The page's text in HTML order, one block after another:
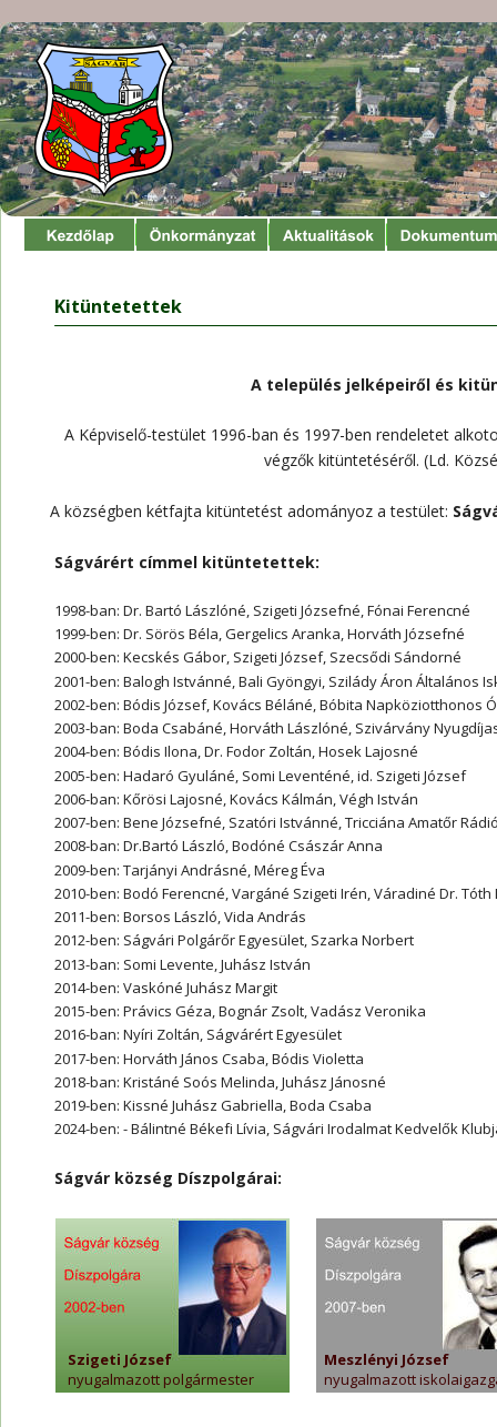
Kitüntetettek
A település jelképeiről és
A Képviselő-testület 1996-ban és 1997-ben rendeletet
végzők kitüntetéséről. (Ld.
A községben kétfajta kitüntetést adományoz a testület:
Ságvárért címmel kitüntetettek:
1998-ban: Dr. Bartó Lászlóné, Szigeti Józsefné, Fónai Ferencné
1999-ben: Dr. Sörös Béla, Gergelics Aranka, Horváth Józsefné
2000-ben: Kecskés Gábor, Szigeti József, Szecsődi Sándorné
2001-ben: Balogh Istvánné, Bali Gyöngyi, Szilády Áron Általános
2002-ben: Bódis József, Kovács Béláné, Bóbita Napköziotthonos
2003-ban: Boda Csabáné, Horváth Lászlóné, Szivárvány
2004-ben: Bódis Ilona, Dr. Fodor Zoltán, Hosek Lajosné
2005-ben: Hadaró Gyuláné, Somi Leventéné, id. Szigeti József
2006-ban: Kőrösi Lajosné, Kovács Kálmán, Végh István
2007-ben: Bene Józsefné, Szatóri Istvánné, Tricciána Amatőr
2008-ban: Dr.Bartó László, Bodóné Császár Anna
2009-ben: Tarjányi Andrásné, Méreg Éva
2010-ben: Bodó Ferencné, Vargáné Szigeti Irén, Váradiné Dr. Tóth
2011-ben: Borsos László, Vida András
2012-ben: Ságvári Polgárőr Egyesület, Szarka Norbert
2013-ban: Somi Levente, Juhász István
2014-ben: Vaskóné Juhász Margit
2015-ben: Právics Géza, Bognár Zsolt, Vadász Veronika
2016-ban: Nyíri Zoltán, Ságvárért Egyesület
2017-ben: Horváth János Csaba, Bódis Violetta
2018-ban: Kristáné Soós Melinda, Juhász Jánosné
2019-ben: Kissné Juhász Gabriella, Boda Csaba
2024-ben: - Bálintné Békefi Lívia, Ságvári Irodalmat Kedvelők
Ságvár község Díszpolgárai:
Szigeti József
nyugalmazott polgármester
Meszlényi József
nyugalmazott